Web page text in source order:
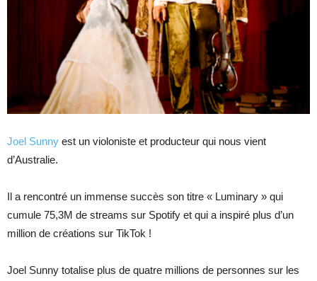
Joel Sunny est un violoniste et producteur qui nous vient
d’Australie.
Il a rencontré un immense succès son titre « Luminary » qui
cumule 75,3M de streams sur Spotify et qui a inspiré plus d’un
million de créations sur TikTok !
Joel Sunny totalise plus de quatre millions de personnes sur les